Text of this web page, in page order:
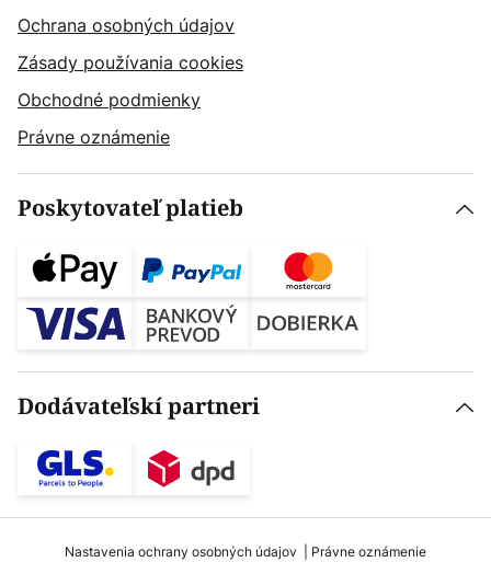
Ochrana osobných údajov
Zásady používania cookies
Obchodné podmienky
Právne oznámenie
Poskytovateľ platieb
Dodávateľskí partneri
Nastavenia ochrany osobných údajov Právne oznámenie